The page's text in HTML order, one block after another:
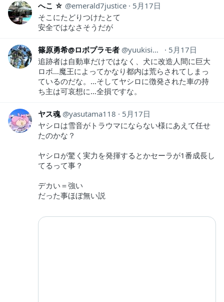
へこ ☆ emerald7justice
5月17日
そこにたどりつけたとて
安全ではなさそうだが
篠原勇希@ロボプラモ者 yuukisinohara
5月17日
追跡者は自動車だけではなく、犬に改造人間に巨大
ロボ…魔王によってかなり都内は荒らされてしまっ
ているのだな。…そしてヤシロに徴発された車の持
ち主は可哀想に…全損ですな。
ヤス魂 yasutama118
5月17日
ヤシロは雪音がトラウマにならない様にあえて任せ
たのかな？
ヤシロが驚く実力を発揮するとかセーラが1番成長し
てるって事？
デカい＝強い
だった事ほぼ無い説